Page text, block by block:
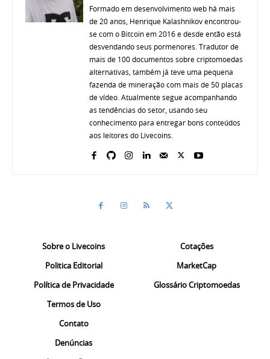
Formado em desenvolvimento web há mais
de 20 anos, Henrique Kalashnikov encontrou-
se com o Bitcoin em 2016 e desde então está
desvendando seus pormenores. Tradutor de
mais de 100 documentos sobre criptomoedas
alternativas, também já teve uma pequena
fazenda de mineração com mais de 50 placas
de vídeo. Atualmente segue acompanhando
as tendências do setor, usando seu
conhecimento para entregar bons conteúdos
aos leitores do Livecoins.
Sobre o Livecoins
Politica Editorial
Política de Privacidade
Termos de Uso
Contato
Denúncias
Cotações
MarketCap
Glossário Criptomoedas